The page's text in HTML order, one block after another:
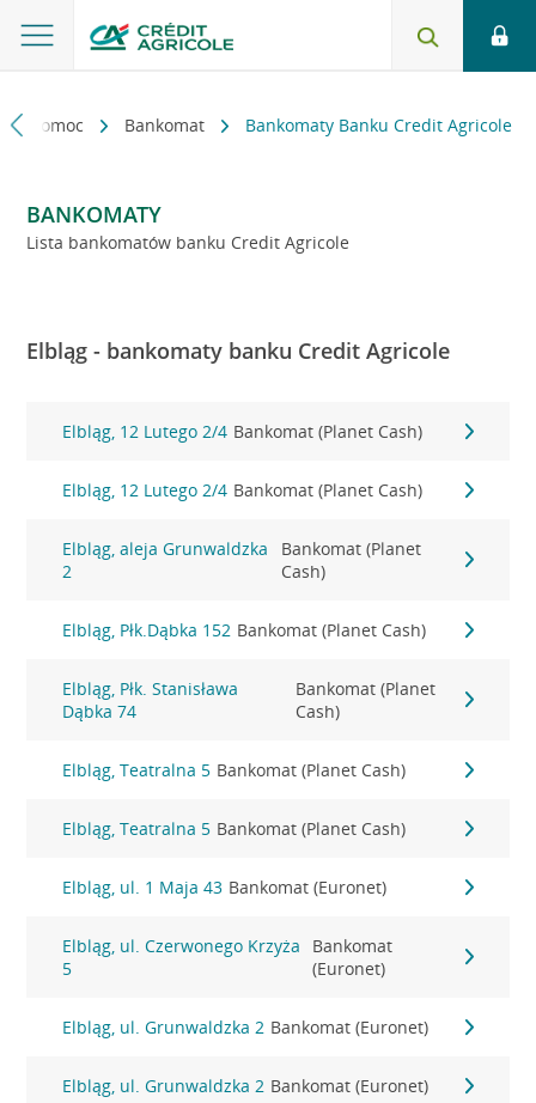
i pomoc Bankomat Bankomaty Banku Credit Agricole
BANKOMATY
Lista bankomatów banku Credit Agricole
Elbląg - bankomaty banku Credit Agricole
Elbląg, 12 Lutego 2/4 Bankomat (Planet Cash)
Elbląg, 12 Lutego 2/4 Bankomat (Planet Cash)
Elbląg, aleja Grunwaldzka
2
Bankomat (Planet
Cash)
Elbląg, Płk.Dąbka 152 Bankomat (Planet Cash)
Elbląg, Płk. Stanisława
Dąbka 74
Bankomat (Planet
Cash)
Elbląg, Teatralna 5 Bankomat (Planet Cash)
Elbląg, Teatralna 5 Bankomat (Planet Cash)
Elbląg, ul. 1 Maja 43 Bankomat (Euronet)
Elbląg, ul. Czerwonego Krzyża
5
Bankomat
(Euronet)
Elbląg, ul. Grunwaldzka 2 Bankomat (Euronet)
Elbląg, ul. Grunwaldzka 2 Bankomat (Euronet)